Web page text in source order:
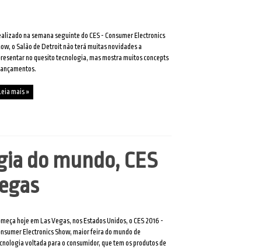
na semana seguinte do CES - Consumer Electronics
o Salão de Detroit não terá muitas novidades a
no quesito tecnologia, mas mostra muitos concepts
mais »
do mundo, CES
hoje em Las Vegas, nos Estados Unidos, o CES 2016 -
Electronics Show, maior feira do mundo de
voltada para o consumidor, que tem os produtos de